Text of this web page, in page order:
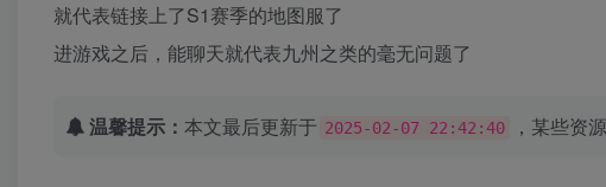
就代表链接上了S1赛季的地图服了
进游戏之后，能聊天就代表九州之类的毫无问题了
温馨提示： 本文最后更新于 2025-02-07 22:42:40 ，某些资